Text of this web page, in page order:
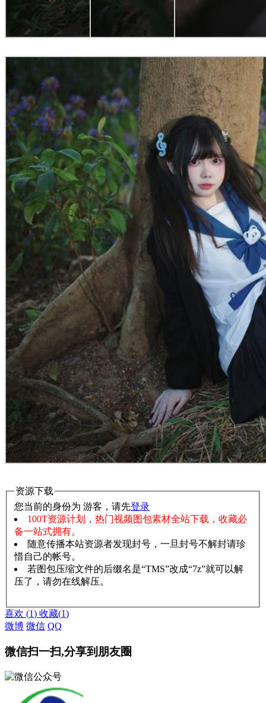
资源下载
您当前的身份为 游客，请先登录
100T资源计划，热门视频图包素材全站下载，收藏必
备一站式拥有。
随意传播本站资源者发现封号，一旦封号不解封请珍
惜自己的帐号。
若图包压缩文件的后缀名是“TMS”改成“7z”就可以解
压了，请勿在线解压。
喜欢 (1) 收藏(1)
微博 微信 QQ
微信扫一扫,分享到朋友圈